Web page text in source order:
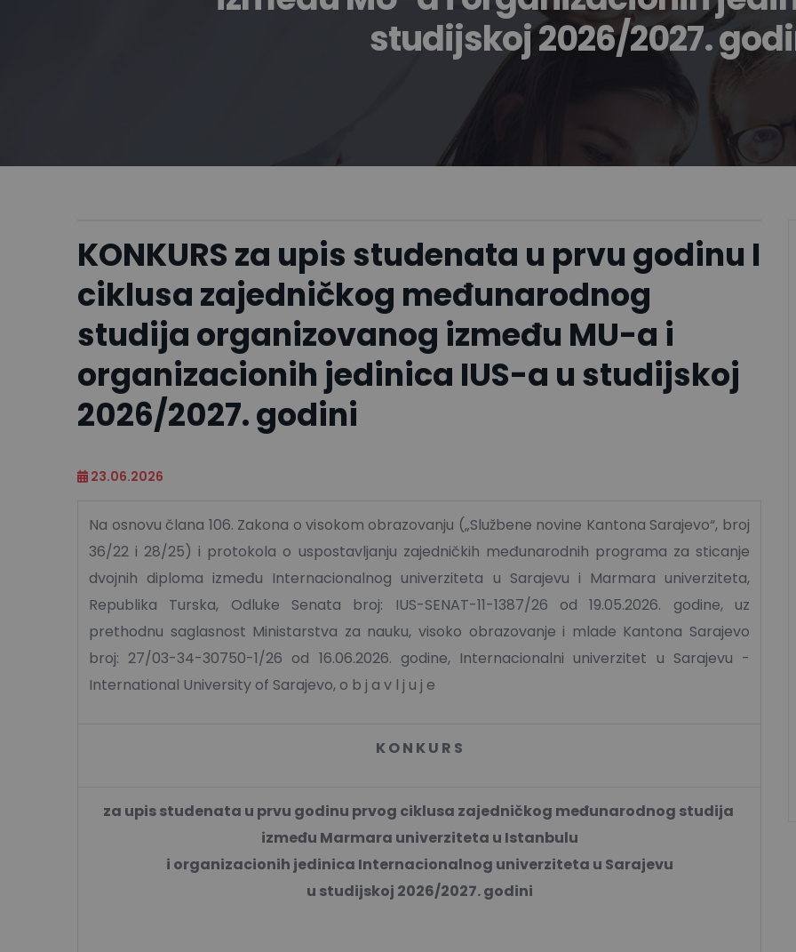
studijskoj 2026/2027.
KONKURS za upis studenata u prvu godinu I
ciklusa zajedničkog međunarodnog
studija organizovanog između MU-a i
organizacionih jedinica IUS-a u studijskoj
2026/2027. godini
23.06.2026
Na osnovu člana 106. Zakona o visokom obrazovanju („Službene novine Kantona Sarajevo“, broj
36/22 i 28/25) i protokola o uspostavljanju zajedničkih međunarodnih programa za sticanje
dvojnih diploma između Internacionalnog univerziteta u Sarajevu i Marmara univerziteta,
Republika Turska, Odluke Senata broj: IUS-SENAT-11-1387/26 od 19.05.2026. godine, uz
prethodnu saglasnost Ministarstva za nauku, visoko obrazovanje i mlade Kantona Sarajevo
broj: 27/03-34-30750-1/26 od 16.06.2026. godine, Internacionalni univerzitet u Sarajevu -
International University of Sarajevo, o b j a v l j u j e
K O N K U R S
za upis studenata u prvu godinu prvog ciklusa zajedničkog međunarodnog studija
između Marmara univerziteta u Istanbulu
i organizacionih jedinica Internacionalnog univerziteta u Sarajevu
u studijskoj 2026/2027. godini